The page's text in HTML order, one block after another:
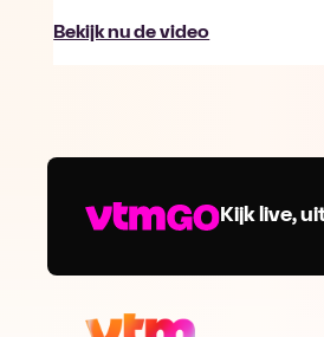
Bekijk nu de video
Kijk live,